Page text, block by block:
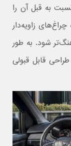
به قبل آن را
در عقب نیز به چراغ‌های زاویه‌دار
شود. به طور
هاچ بک اقتصادی در مدل ۲۰۲۲ از طراحی قابل قبولی